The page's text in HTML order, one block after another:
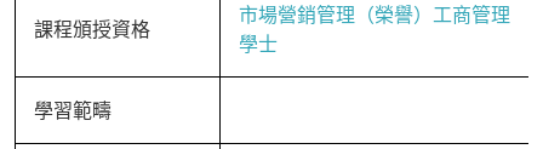
課程頒授資格
市場營銷管理（榮譽）工商管理
學士
學習範疇